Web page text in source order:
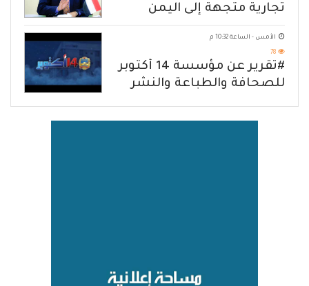
تجارية متجهة إلى اليمن
يكشف حصار الحوثي للشعب
الأمس - الساعة 10:32 م
78
#تقرير عن مؤسسة 14 أكتوبر
للصحافة والطباعة والنشر